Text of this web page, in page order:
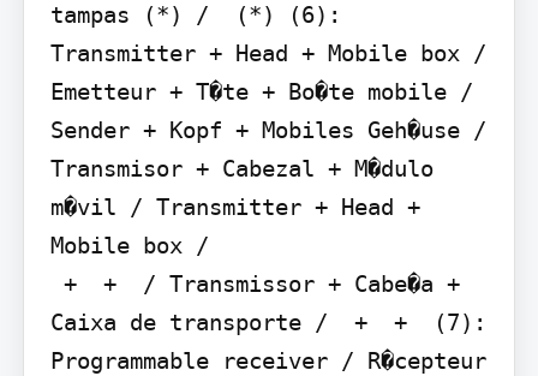
tampas (*) /  (*) (6):
Transmitter + Head + Mobile box /
Emetteur + T�te + Bo�te mobile /
Sender + Kopf + Mobiles Geh�use /
Transmisor + Cabezal + M�dulo
m�vil / Transmitter + Head +
Mobile box /
Caixa de transporte /  +  +  (7):
Programmable receiver / R�cepteur